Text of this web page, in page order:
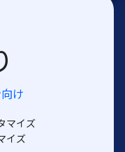
け
マイズ
イズ